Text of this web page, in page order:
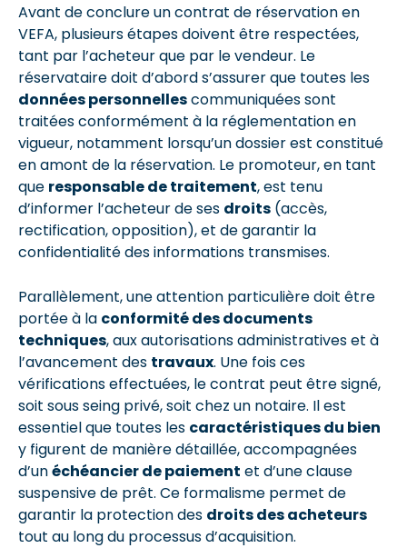
Avant de conclure un contrat de réservation en
VEFA, plusieurs étapes doivent être respectées,
tant par l’acheteur que par le vendeur. Le
réservataire doit d’abord s’assurer que toutes les
données personnellescommuniquées sont
traitées conformément à la réglementation en
vigueur, notamment lorsqu’un dossier est constitué
en amont de la réservation. Le promoteur, en tant
que responsable de traitement, est tenu
d’informer l’acheteur de ses droits (accès,
rectification, opposition), et de garantir la
confidentialité des informations transmises.
Parallèlement, une attention particulière doit être
portée à la conformité des documents
techniques, aux autorisations administratives et à
l’avancement des travaux. Une fois ces
vérifications effectuées, le contrat peut être signé,
soit sous seing privé, soit chez un notaire. Il est
essentiel que toutes les caractéristiques du bien
y figurent de manière détaillée, accompagnées
d’unéchéancier de paiement et d’une clause
suspensive de prêt. Ce formalisme permet de
garantir la protection des droits des acheteurs
tout au long du processus d’acquisition.